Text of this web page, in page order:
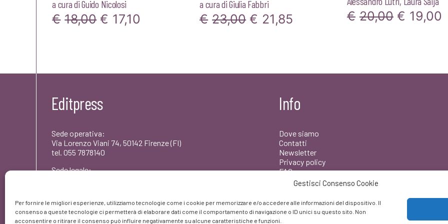
Gestisci Consenso Cookie
Per fornire le migliori esperienze, utilizziamo tecnologie come i cookie per memorizzare e/o accedere alle informazioni del dispositivo. Il
consenso a queste tecnologie ci permetterà di elaborare dati come il comportamento di navigazione o ID unici su questo sito. Non
acconsentire o ritirare il consenso può influire negativamente su alcune caratteristiche e funzioni.
a cura diGuido Nicolosi
€ 18,00 Il
era:
€ 17,10
è:
a cura diGiulia Fabbri
€ 23,00 Il
era:
€ 21,85
è:
€ 20,00 Il
era:
€ 19,00
Editpress
Sede operativa:
Via Lorenzo Viani 74, 50142 Firenze (FI)
tel. 055 7878140
Sede legale:
Partita IVA: 06261420480
© editpress 2023
Info
Dove siamo
Contatti
Newsletter
Privacy policy
FAQ
Facebook